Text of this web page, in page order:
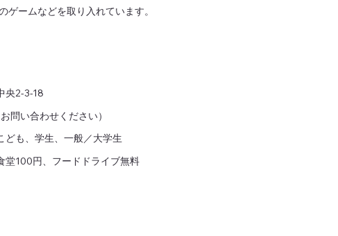
ームなどを取り入れています。
央2-3-18
問い合わせください）
ども、学生、一般／大学生
堂100円、フードドライブ無料